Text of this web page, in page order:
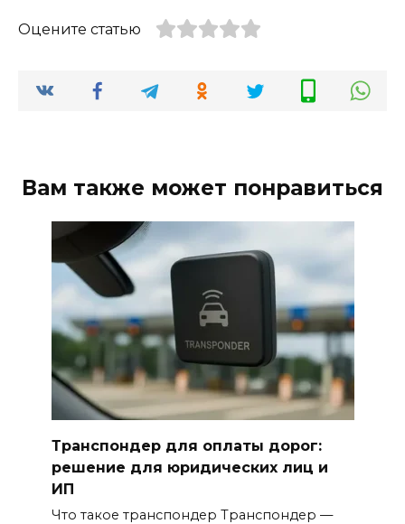
Оцените статью
Вам также может понравиться
Транспондер для оплаты дорог:
решение для юридических лиц и
ИП
Что такое транспондер Транспондер —